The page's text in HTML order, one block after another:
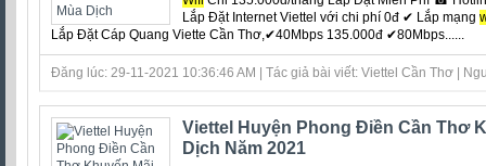
Lắp Đặt Internet Viettel với chi phí 0đ ‎✔ Lắp mạng
Lắp Đặt Cáp Quang Viette Cần Thơ,✔40Mbps 135.000đ ✔80Mbps......
Đăng lúc: 29-11-2021 10:36:46 AM | Tác giả bài viết: Viettel Cần Thơ |
Viettel Huyện Phong Điền Cần Thơ
Dịch Năm 2021